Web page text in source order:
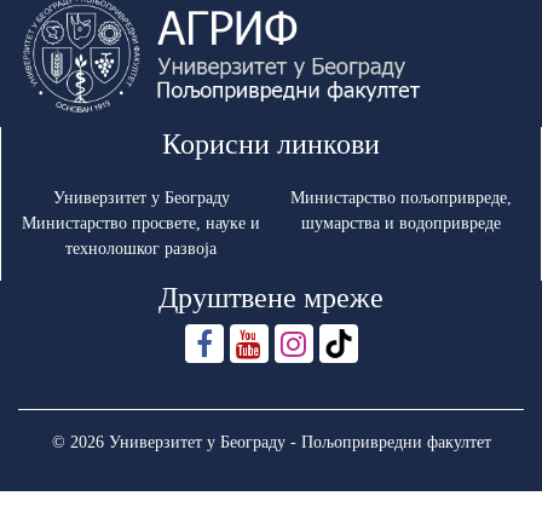
Корисни линкови
Универзитет у Београду
Министарство просвете, науке и
технолошког развоја
Министарство пољопривреде,
шумарства и водопривреде
Друштвене мреже
© 2026 Универзитет у Београду - Пољопривредни факултет